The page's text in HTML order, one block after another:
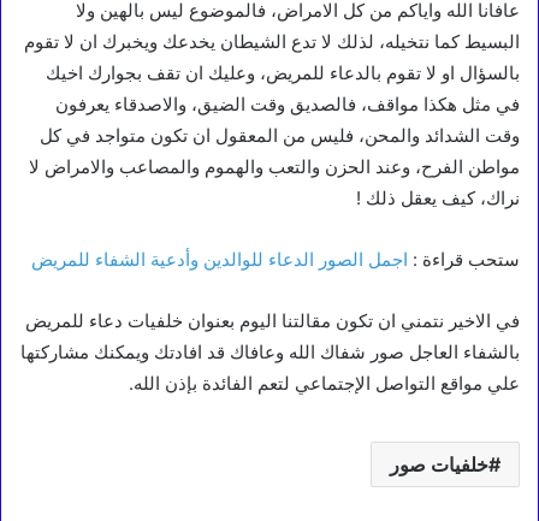
عافانا الله واياكم من كل الامراض، فالموضوع ليس بالهين ولا
البسيط كما نتخيله، لذلك لا تدع الشيطان يخدعك ويخبرك ان لا تقوم
بالسؤال او لا تقوم بالدعاء للمريض، وعليك ان تقف بجوارك اخيك
في مثل هكذا مواقف، فالصديق وقت الضيق، والاصدقاء يعرفون
وقت الشدائد والمحن، فليس من المعقول ان تكون متواجد في كل
مواطن الفرح، وعند الحزن والتعب والهموم والمصاعب والامراض لا
نراك، كيف يعقل ذلك !
ستحب قراءة : اجمل الصور الدعاء للوالدين وأدعية الشفاء للمريض
في الاخير نتمني ان تكون مقالتنا اليوم بعنوان خلفيات دعاء للمريض
بالشفاء العاجل صور شفاك الله وعافاك قد افادتك ويمكنك مشاركتها
علي مواقع التواصل الإجتماعي لتعم الفائدة بإذن الله.
خلفيات صور